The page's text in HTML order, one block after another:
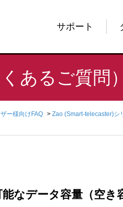
サポート
あるご質問）
ー様向けFAQ > Zao (Smart-telecaster)シ
能なデータ容量（空き